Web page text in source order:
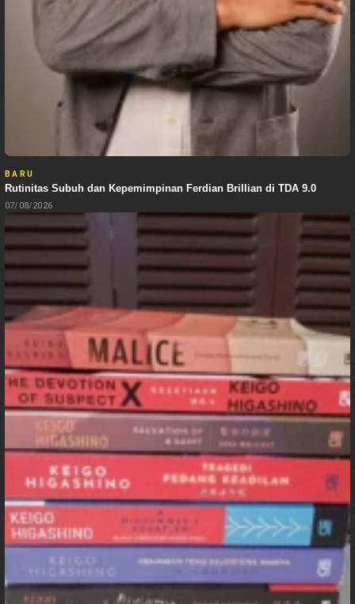
BARU
Rutinitas Subuh dan Kepemimpinan Ferdian Brillian di TDA 9.0
07/08/2026